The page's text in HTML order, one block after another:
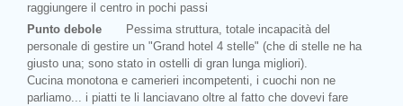
raggiungere il centro in pochi passi
Punto debole
Pessima struttura, totale incapacità del
personale di gestire un "Grand hotel 4 stelle" (che di stelle ne ha
giusto una; sono stato in ostelli di gran lunga migliori).
Cucina monotona e camerieri incompetenti, i cuochi non ne
parliamo... i piatti te li lanciavano oltre al fatto che dovevi fare